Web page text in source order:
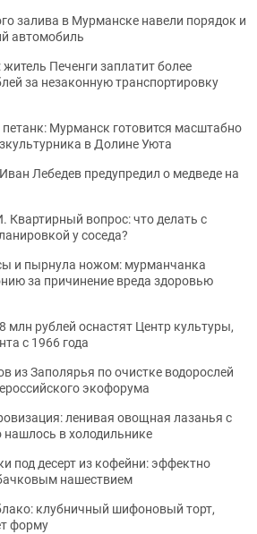
залива в Мурманске навели порядок и
автомобиль
Печенги заплатит более
за незаконную транспортировку
Мурманск готовится масштабно
в Долине Уюта
Лебедев предупредил о медведе на
вопрос: что делать с
у соседа?
и пырнула ножом: мурманчанка
за причинение вреда здоровью
млн рублей оснастят Центр культуры,
с 1966 года
из Заполярья по очистке водорослей
экофорума
ленивая овощная лазанья с
нашлось в холодильнике
под десерт из кофейни: эффектно
нашествием
клубничный шифоновый торт,
форму